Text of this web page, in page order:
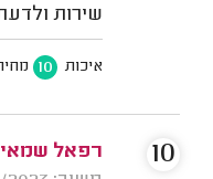
שירות
איכות 10
רפאל
10